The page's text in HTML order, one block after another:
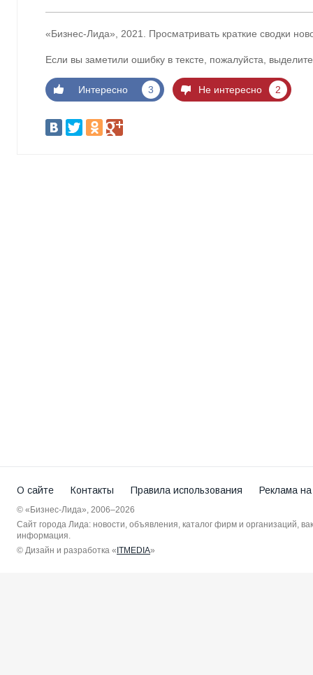
«Бизнес-Лида», 2021. Просматривать краткие сводки
Если вы заметили ошибку в тексте, пожалуйста,
Интересно 3 Не интересно 2
О сайте Контакты Правила использования Реклама
© «Бизнес-Лида», 2006–2026
Сайт города Лида: новости, объявления, каталог фирм и организаций,
информация.
© Дизайн и разработка «ITMEDIA»